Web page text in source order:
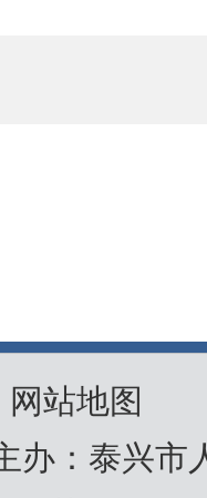
网站地图
办：泰兴市